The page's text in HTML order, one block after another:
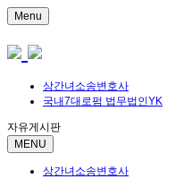
Menu
상간녀소송변호사
국내7대로펌 법무법인YK
자유게시판
MENU
상간녀소송변호사